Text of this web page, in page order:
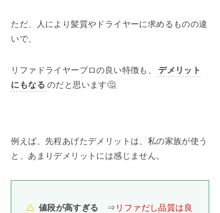
ただ、人により髪質やドライヤーに求めるものの違
いで、
リファドライヤープロの良い特徴も、
デメリット
にもなる のだと思います🤔
例えば、先程あげたデメリットは、私の家族が使う
と、あまりデメリットには感じません。
値段が高すぎる ⇒ リファだし品質は良